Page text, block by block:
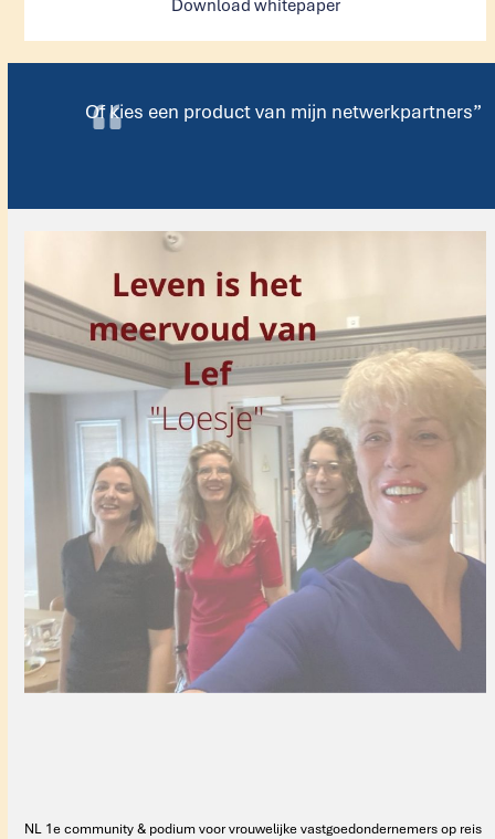
Download whitepaper
Of kies een product van mijn netwerkpartners”
NL 1e community & podium voor vrouwelijke vastgoedondernemers op reis